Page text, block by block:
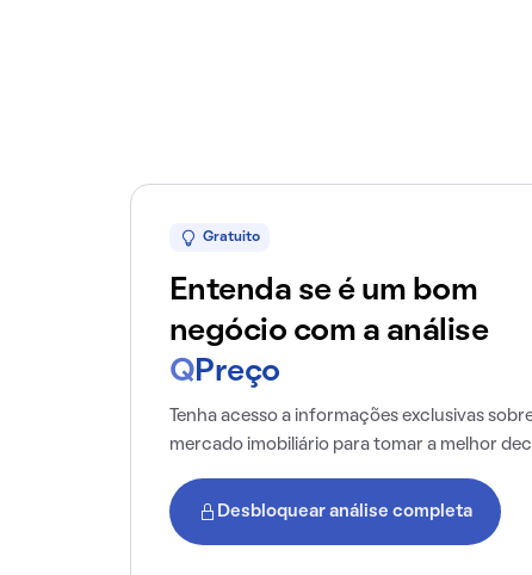
Gratuito
Entenda se é um bom
negócio com a análise
Q Preço
Tenha acesso a informações exclusivas
mercado imobiliário para tomar a melhor
Desbloquear análise completa